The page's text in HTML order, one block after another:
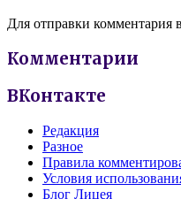
Для отправки комментария
Комментарии
ВКонтакте
Редакция
Разное
Правила
Условия
Блог Лицея